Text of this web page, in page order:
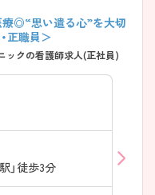
療◎“思い遣る心”を大切
正職員＞
ックの看護師求人(正社員)
」徒歩3分